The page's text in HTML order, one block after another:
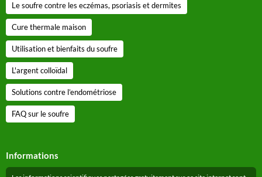
Le soufre contre les eczémas, psoriasis et dermites
Cure thermale maison
Utilisation et bienfaits du soufre
L'argent colloïdal
Solutions contre l’endométriose
FAQ sur le soufre
Informations